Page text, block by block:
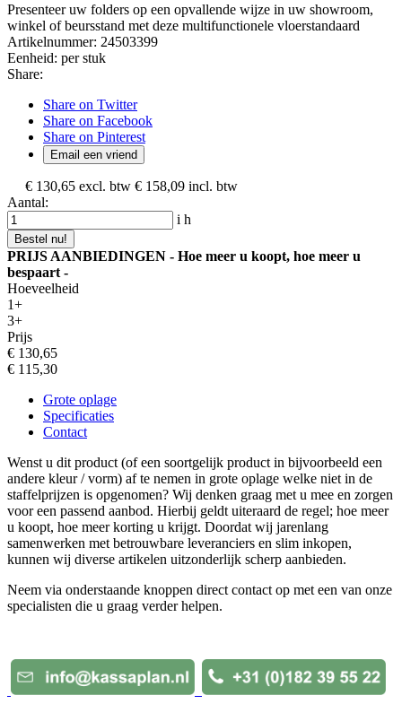
Presenteer uw folders op een opvallende wijze in uw showroom,
winkel of beursstand met deze multifunctionele vloerstandaard
Artikelnummer: 24503399
Eenheid: per stuk
Share:
Share on Twitter
Share on Facebook
Share on Pinterest
Email een vriend
€ 130,65 excl. btw € 158,09 incl. btw
Aantal:
i h
Bestel nu!
PRIJS AANBIEDINGEN - Hoe meer u koopt, hoe meer u
bespaart -
Hoeveelheid
1+
3+
Prijs
€ 130,65
€ 115,30
Grote oplage
Specificaties
Contact
Wenst u dit product (of een soortgelijk product in bijvoorbeeld een
andere kleur / vorm) af te nemen in grote oplage welke niet in de
staffelprijzen is opgenomen? Wij denken graag met u mee en zorgen
voor een passend aanbod. Hierbij geldt uiteraard de regel; hoe meer
u koopt, hoe meer korting u krijgt. Doordat wij jarenlang
samenwerken met betrouwbare leveranciers en slim inkopen,
kunnen wij diverse artikelen uitzonderlijk scherp aanbieden.
Neem via onderstaande knoppen direct contact op met een van onze
specialisten die u graag verder helpen.